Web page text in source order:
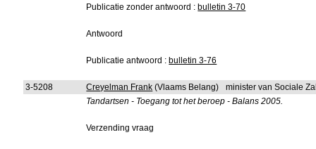
Publicatie zonder antwoord : bulletin 3-70
Antwoord
Publicatie antwoord : bulletin 3-76
3-5208 Creyelman Frank (Vlaams Belang)
minister van Sociale
Tandartsen - Toegang tot het beroep - Balans 2005.
Verzending vraag